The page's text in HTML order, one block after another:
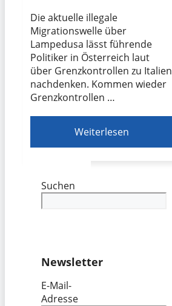
Die aktuelle illegale
Migrationswelle über
Lampedusa lässt führende
Politiker in Österreich laut
über Grenzkontrollen zu Italien
nachdenken. Kommen wieder
Grenzkontrollen …
Weiterlesen
Suchen
Newsletter
E-Mail-
Adresse